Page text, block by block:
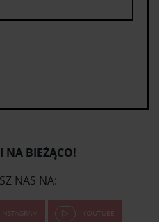
NA BIEŻĄCO!
NAS NA:
INSTAGRAM YOUTUBE